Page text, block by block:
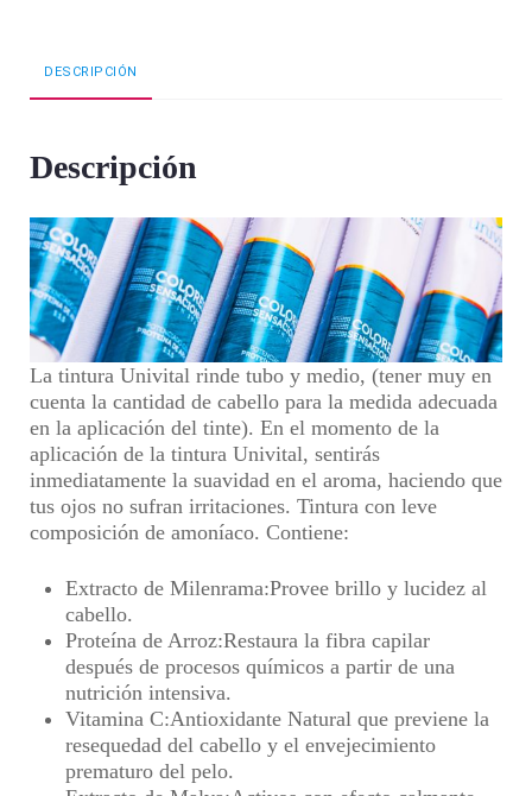
DESCRIPCIÓN
Descripción
La tintura Univital rinde tubo y medio, (tener muy en
cuenta la cantidad de cabello para la medida adecuada
en la aplicación del tinte). En el momento de la
aplicación de la tintura Univital, sentirás
inmediatamente la suavidad en el aroma, haciendo que
tus ojos no sufran irritaciones. Tintura con leve
composición de amoníaco. Contiene:
Extracto de Milenrama:Provee brillo y lucidez al
cabello.
Proteína de Arroz:Restaura la fibra capilar
después de procesos químicos a partir de una
nutrición intensiva.
Vitamina C:Antioxidante Natural que previene la
resequedad del cabello y el envejecimiento
prematuro del pelo.